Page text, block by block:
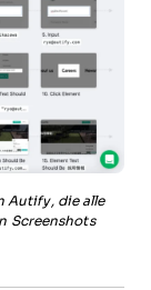
Autify, die alle
Screenshots